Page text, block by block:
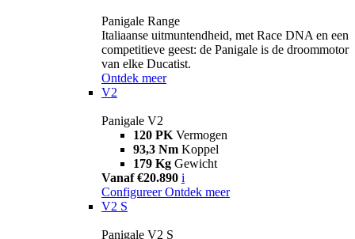
Panigale Range
Italiaanse uitmuntendheid, met Race DNA en een
competitieve geest: de Panigale is de droommotor
van elke Ducatist.
Ontdek meer
V2
Panigale V2
120 PK Vermogen
93,3 Nm Koppel
179 Kg Gewicht
Vanaf €20.890 i
Configureer Ontdek meer
V2 S
Panigale V2 S